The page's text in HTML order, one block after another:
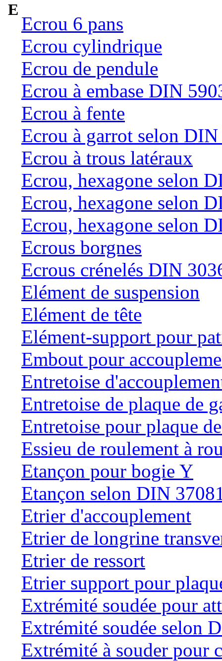
E
Ecrou 6 pans
Ecrou cylindrique
Ecrou de pendule
Ecrou à embase DIN
Ecrou à fente
Ecrou à garrot selon
Ecrou à trous latéraux
Ecrou, hexagone selon
Ecrou, hexagone selon
Ecrou, hexagone selon
Ecrous borgnes
Ecrous crénelés DIN
Elément de suspension
Elément de tête
Elément-support pour
Embout pour
Entretoise
Entretoise de plaque de
Entretoise pour plaque
Essieu de roulement à
Etançon pour bogie Y
Etançon selon DIN
Etrier d'accouplement
Etrier de longrine
Etrier de ressort
Etrier support pour
Extrémité soudée pour
Extrémité soudée selon
Extrémité à souder pour